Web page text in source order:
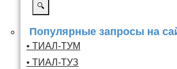
🔍
Популярные запросы на
• ТИАЛ-ТУМ
• ТИАЛ-ТУЗ